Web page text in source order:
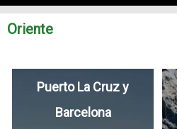
Oriente
Puerto La Cruz y
Barcelona